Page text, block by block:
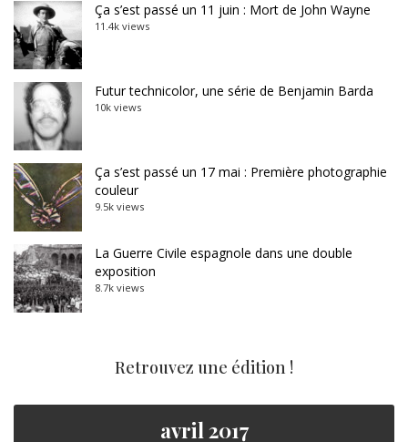
Ça s’est passé un 11 juin : Mort de John Wayne
11.4k views
Futur technicolor, une série de Benjamin Barda
10k views
Ça s’est passé un 17 mai : Première photographie
couleur
9.5k views
La Guerre Civile espagnole dans une double
exposition
8.7k views
Retrouvez une édition !
avril 2017